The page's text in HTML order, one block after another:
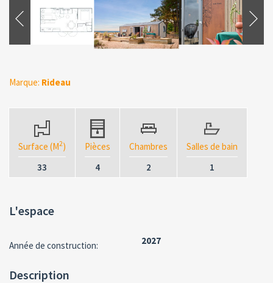
Marque: Rideau
Surface (M2)
33
Pièces
4
Chambres
2
Salles de bain
1
L'espace
Année de construction: 2027
Description